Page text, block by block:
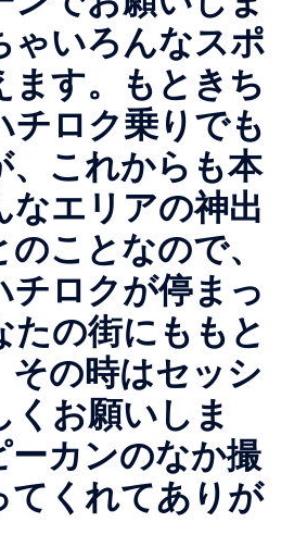
ゃいろんなスポ
ます。もときち
チロク乗りでも
、これからも本
なエリアの神出
ことなので、
チロクが停まっ
たの街にももと
その時はセッシ
くお願いしま
ーカンのなか撮
てくれてありが